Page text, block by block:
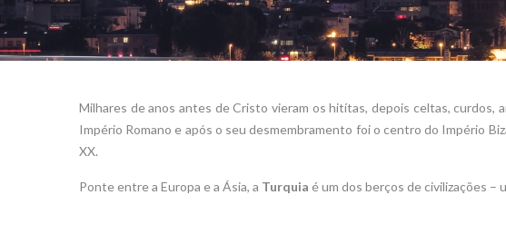
Milhares de anos antes de Cristo vieram os hitítas, depois celtas, curdos,
Império Romano e após o seu desmembramento foi o centro do Império
XX.
Ponte entre a Europa e a Ásia, a Turquia é um dos berços de civilizações